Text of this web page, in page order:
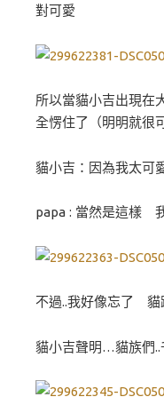
對可愛
所以當貓小吉出現
全愣住了（明明就很
貓小吉：因為我太可
papa : 當然是這樣
不過..我好像忘了 貓
貓小吉聲明…貓族們